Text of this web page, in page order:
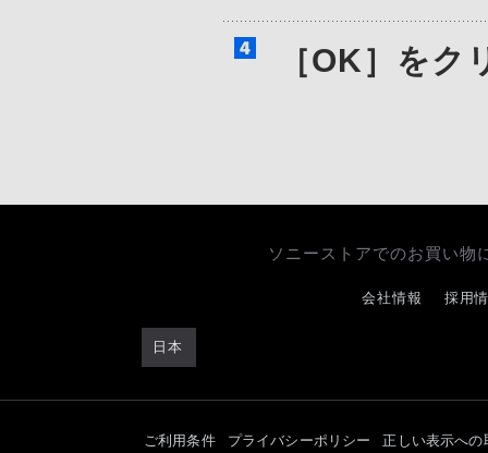
［OK］をク
ソニーストアでのお買い物
日本
会社情報 採用
ご利用条件 プライバシーポリシー 正しい表示への